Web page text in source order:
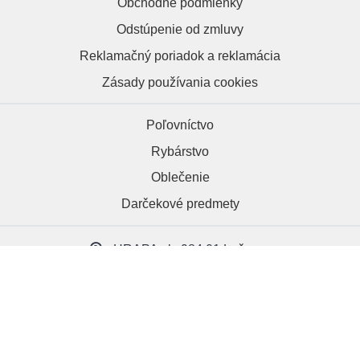
Obchodné podmienky
Odstúpenie od zmluvy
Reklamačný poriadok a reklamácia
Zásady používania cookies
Poľovníctvo
Rybárstvo
Oblečenie
Darčekové predmety
HRAPA.sk, 984 01 Lučenec